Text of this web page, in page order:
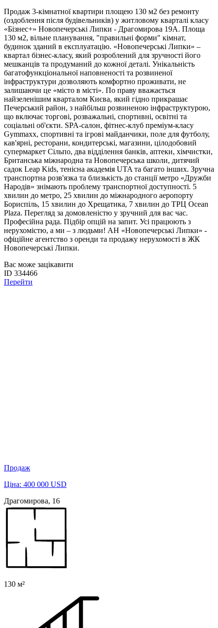
Продаж 3-кімнатної квартири площею 130 м2 без ремонту
(оздоблення після будівельників) у житловому кварталі класу
«Бізнес+» Новопечерські Липки - Драгомирова 19А. Площа
130 м2, вільне планування, "правильні форми" кімнат,
будинок зданий в експлуатацію. «Новопечерські Липки» –
квартал бізнес-класу, який розроблений для зручності його
мешканців та продуманий до кожної деталі. Унікальність
багатофункціональної наповненості та розвиненої
інфраструктури дозволяють комфортно проживати, не
залишаючи це «місто в місті». По праву вважається
найзеленішим кварталом Києва, який гідно прикрашає
Печерський район, з найбільш розвиненою інфраструктурою,
що включає торгові, розважальні, спортивні, освітні та
соціальні об'єкти. SPA-салон, фітнес-клуб преміум-класу
Gymmaxx, спортивні та ігрові майданчики, поле для футболу,
кав'ярні, ресторани, кондитерські, магазини, цілодобовий
супермаркет Сільпо, два відділення банків, аптеки, хімчистки,
Британська міжнародна та Новопечерська школи, дитячий
садок Leap Kids, тенісна академія UTA та багато інших. Зручна
транспортна розв'язка та близькість до станції метро «Дружби
Народів» знімають проблему транспортної доступності. 5
хвилин до метро, 25 хвилин до міжнародного аеропорту
Бориспіль, 15 хвилин до Хрещатика, 7 хвилин до ТРЦ Ocean
Plaza. Перегляд за домовленістю у зручний для вас час.
Професійна рада. Підбір опцій на запит. Усі працюють з
нерухомістю, а ми – з людьми! АН «Новопечерські Липки» -
офіційне агентство з оренди та продажу нерухомості в ЖК
Новопечерські Липки.
Вас може зацікавити
ID 334466
Перейти
Продаж
Ціна: 400 000 USD
Драгомирова, 16
130 м²